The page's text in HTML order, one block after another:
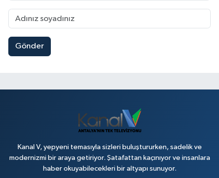
Gönder
Kanal V, yepyeni temasıyla sizleri buluştururken, sadelik ve
modernizmi bir araya getiriyor. Şatafattan kaçınıyor ve insanlara
haber okuyabilecekleri bir altyapı sunuyor.